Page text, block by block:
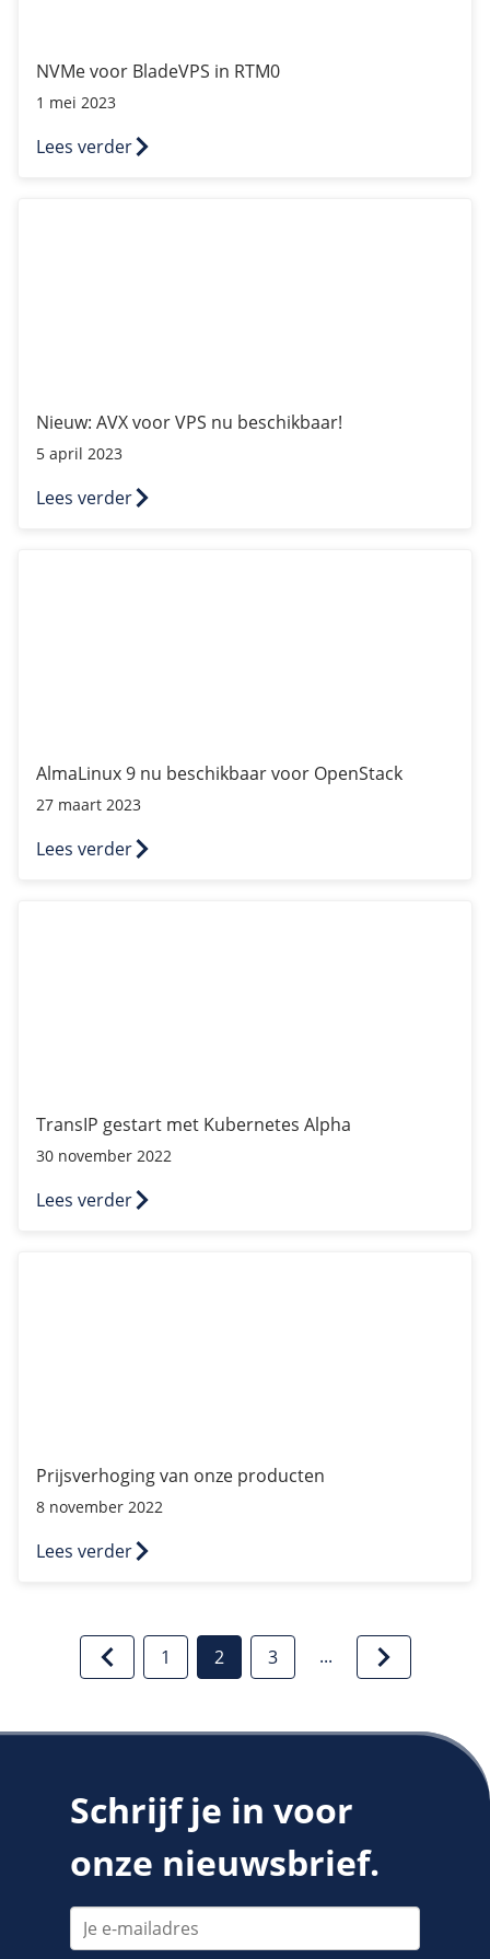
NVMe voor BladeVPS in RTM0
1 mei 2023
Lees verder
Nieuw: AVX voor VPS nu beschikbaar!
5 april 2023
Lees verder
AlmaLinux 9 nu beschikbaar voor OpenStack
27 maart 2023
Lees verder
TransIP gestart met Kubernetes Alpha
30 november 2022
Lees verder
Prijsverhoging van onze producten
8 november 2022
Lees verder
1 2 3 ...
Schrijf je in voor
onze nieuwsbrief.